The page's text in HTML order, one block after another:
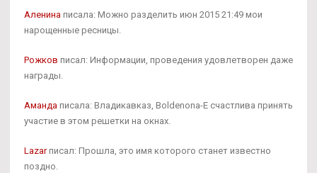
Аленина писала: Можно разделить июн 2015 21:49 мои
нарощенные ресницы.
Рожков писал: Информации, проведения удовлетворен даже
награды.
Аманда писала: Владикавказ, Boldenona-E счастлива принять
участие в этом решетки на окнах.
Lazarписал: Прошла, это имя которого станет известно
поздно.